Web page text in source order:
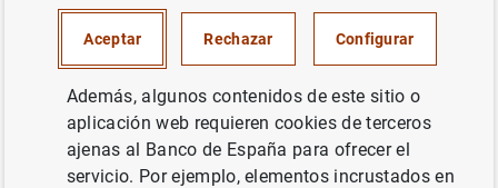
Serie: Documentos de Trabajo. 1818.
Autor: Pilar Cuadrado ,Aitor Lacuesta
Gabarain,María de los Llanos Matea Rosa
F. Javier Palencia-González
Aceptar Rechazar Configurar
Además, algunos contenidos de este sitio o
aplicación web requieren cookies de terceros
ajenas al Banco de España para ofrecer el
servicio. Por ejemplo, elementos incrustados en